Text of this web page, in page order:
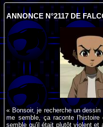
ANNONCE N°2117 DE
« Bonsoir, je recherche un
me semble, ça raconte
semble qu'il était plutôt violent